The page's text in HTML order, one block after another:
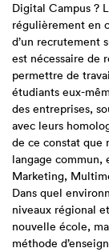
Digital Campus ?
régulièrement en
d’un recrutement
est nécessaire de
permettre de
étudiants eux-
des entreprises,
avec leurs
de ce constat que
langage commun,
Marketing,
Dans quel
niveaux régional
nouvelle école,
méthode